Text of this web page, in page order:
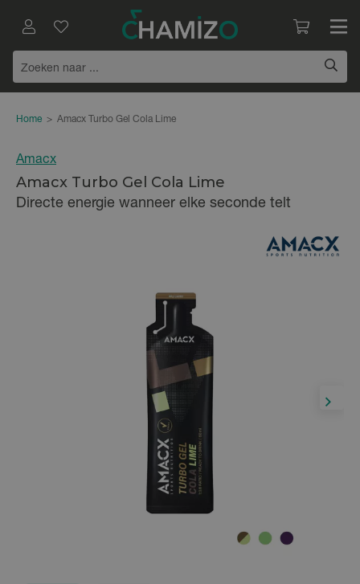
Home > Amacx Turbo Gel Cola Lime
Amacx
Amacx Turbo Gel Cola Lime
Directe energie wanneer elke seconde telt